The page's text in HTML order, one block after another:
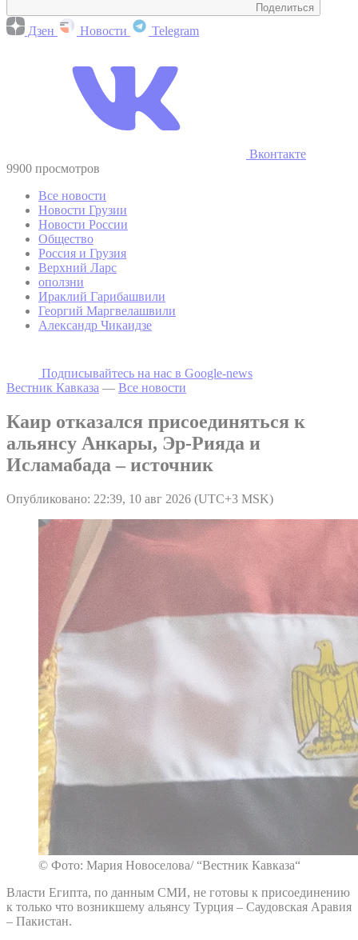
Поделиться
Дзен Новости Telegram
Вконтакте
9900 просмотров
Все новости
Новости Грузии
Новости России
Общество
Россия и Грузия
Верхний Ларс
оползни
Ираклий Гарибашвили
Георгий Маргвелашвили
Александр Чикаидзе
Подписывайтесь на наc в Google-news
Вестник Кавказа — Все новости
Каир отказался присоединяться к
альянсу Анкары, Эр-Рияда и
Исламабада – источник
Опубликовано: 22:39, 10 авг 2026 (UTC+3 MSK)
© Фото: Мария Новоселова/ “Вестник Кавказа“
Власти Египта, по данным СМИ, не готовы к присоединению
к только что возникшему альянсу Турция – Саудовская Аравия
– Пакистан.